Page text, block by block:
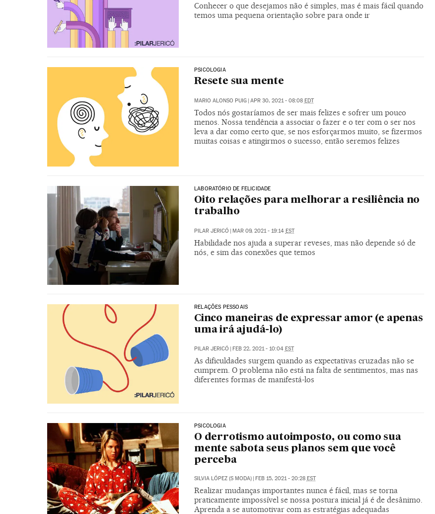
Conhecer o que desejamos não é simples, mas é mais fácil quando
temos uma pequena orientação sobre para onde ir
PSICOLOGIA
Resete sua mente
MARIO ALONSO PUIG | APR 30, 2021 - 08:08 EDT
Todos nós gostaríamos de ser mais felizes e sofrer um pouco
menos. Nossa tendência a associar o fazer e o ter com o ser nos
leva a dar como certo que, se nos esforçarmos muito, se fizermos
muitas coisas e atingirmos o sucesso, então seremos felizes
LABORATÓRIO DE FELICIDADE
Oito relações para melhorar a resiliência no
trabalho
PILAR JERICÓ | MAR 09, 2021 - 19:14 EST
Habilidade nos ajuda a superar reveses, mas não depende só de
nós, e sim das conexões que temos
RELAÇÕES PESSOAIS
Cinco maneiras de expressar amor (e apenas
uma irá ajudá-lo)
PILAR JERICÓ FEB 22, 2021 - 10:04 EST
As dificuldades surgem quando as expectativas cruzadas não se
cumprem. O problema não está na falta de sentimentos, mas nas
diferentes formas de manifestá-los
PSICOLOGIA
O derrotismo autoimposto, ou como sua
mente sabota seus planos sem que você
perceba
SILVIA LÓPEZ (S MODA) | FEB 15, 2021 - 20:28 EST
Realizar mudanças importantes nunca é fácil, mas se torna
praticamente impossível se nossa postura inicial já é de desânimo.
Aprenda a se automotivar com as estratégias adequadas